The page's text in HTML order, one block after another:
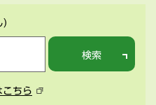
検索
こちら